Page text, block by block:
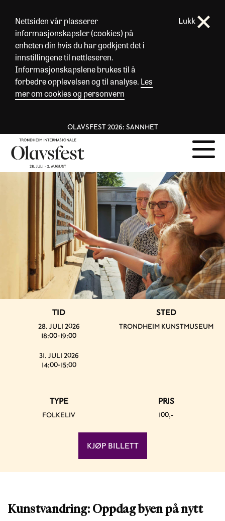
Nettsiden vår plasserer
informasjonskapsler (cookies) på
enheten din hvis du har godkjent det i
innstillingene til nettleseren.
Informasjonskapslene brukes til å
forbedre opplevelsen og til analyse. Les
mer om cookies og personvern
Lukk
OLAVSFEST 2026: SANNHET
Kunstvandring: Oppdag byen på nytt
TID
28. JULI 2026
18:00-19:00
31. JULI 2026
14:00-15:00
STED
TRONDHEIM KUNSTMUSEUM
TYPE
FOLKELIV
PRIS
100,-
KJØP BILLETT